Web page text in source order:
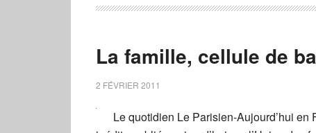
La famille, cellule de
2 FÉVRIER 2011
Le quotidien Le Parisien-Aujourd’hui en